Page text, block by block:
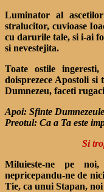
Luminator al
stralucitor, cuvioase
cu darurile tale, si i-ai
si nevestejita.
Toate ostile
doisprezece Apostoli
Dumnezeu, faceti
Apoi: Sfinte
Preotul: Ca a Ta este
Si
Miluieste-ne pe
nepricepandu-ne de
Tie, ca unui Stapan,